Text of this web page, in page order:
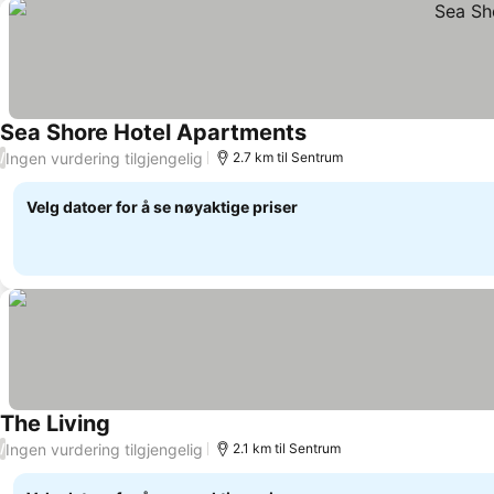
Sea Shore Hotel Apartments
/Ingen vurdering tilgjengelig 2.7 km til Sentrum
Velg datoer for å se nøyaktige priser
The Living
/Ingen vurdering tilgjengelig 2.1 km til Sentrum